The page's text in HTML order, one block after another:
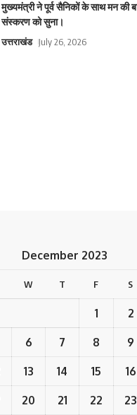
मुख्यमंत्री ने पूर्व सैनिकों के साथ मन की
संस्करण को सुना।
उत्तराखंड July 26, 2026
December 2023
W T F S
1 2
6 7 8 9
13 14 15 16
20 21 22 23